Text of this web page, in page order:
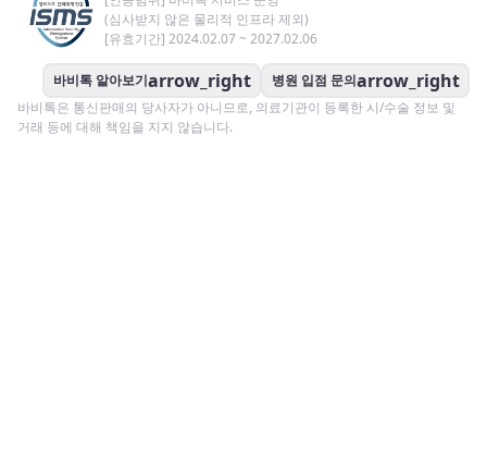
(심사받지 않은 물리적 인프라 제외)
[유효기간] 2024.02.07 ~ 2027.02.06
바비톡 알아보기arrow_right 병원 입점 문의arrow_right
바비톡은 통신판매의 당사자가 아니므로, 의료기관이 등록한 시/수술 정보 및
거래 등에 대해 책임을 지지 않습니다.